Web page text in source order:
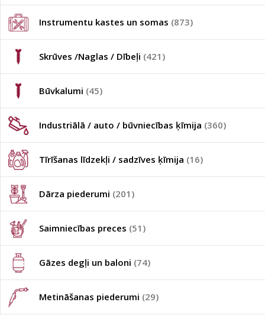
Instrumentu kastes un somas (873)
Skrūves /Naglas / Dībeļi (421)
Būvkalumi (45)
Industriālā / auto / būvniecības ķīmija (360)
Tīrīšanas līdzekļi / sadzīves ķīmija (16)
Dārza piederumi (201)
Saimniecības preces (51)
Gāzes degļi un baloni (74)
Metināšanas piederumi (29)